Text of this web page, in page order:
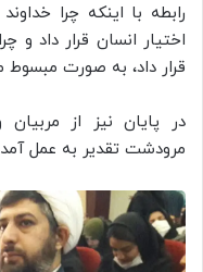
رابطه با اینکه چرا
اختیار انسان قرار داد
قرار داد، به صورت مبسوط
در پایان نیز از
مرودشت تقدیر به عمل